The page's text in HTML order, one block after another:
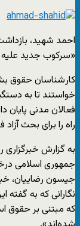
احمد شهید،
«سرکوب جدید علیه
خواستند تا به
فعالان مدنی پایان
راه را برای بحث
به گزارش خبرگزاری
جمهوری اسلامی
جیسون رضاییان،
نگارانی که به
که مبتنی بر حقوق